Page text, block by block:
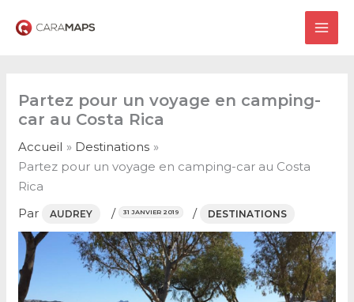
Partez pour un voyage en camping-
car au Costa Rica
Accueil
Destinations
Partez pour un voyage en camping-car au Costa
Rica
Par
AUDREY / 31 JANVIER 2019 / DESTINATIONS